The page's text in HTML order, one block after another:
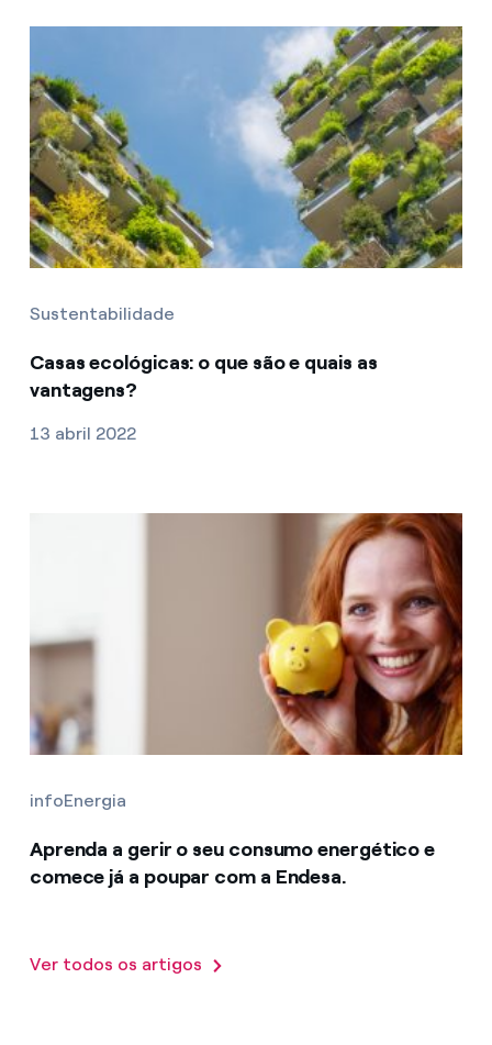
Sustentabilidade
Casas ecológicas: o que são e quais as
vantagens?
13 abril 2022
infoEnergia
Aprenda a gerir o seu consumo energético e
comece já a poupar com a Endesa.
Ver todos os artigos